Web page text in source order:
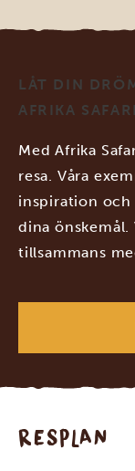
LÅT DIN
AFRIKA
Med Afrika
resa. Våra
inspiration och
dina önskemål.
tillsammans
RESPLAN